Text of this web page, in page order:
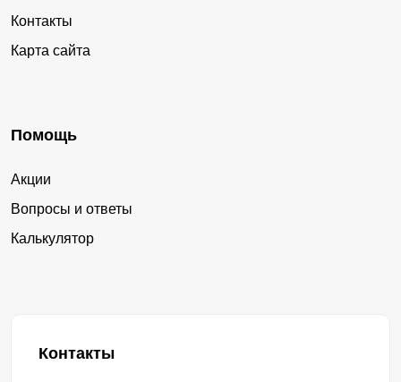
Контакты
Карта сайта
Помощь
Акции
Вопросы и ответы
Калькулятор
Контакты